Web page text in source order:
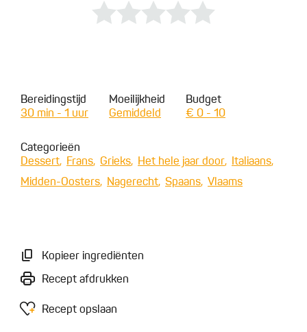
Bereidingstijd
30 min - 1 uur
Moeilijkheid
Gemiddeld
Budget
€ 0 - 10
Categorieën
Dessert
Frans Grieks Het hele jaar door
Italiaans
Midden-Oosters
Nagerecht Spaans Vlaams
Kopieer ingrediënten
Recept afdrukken
Recept opslaan